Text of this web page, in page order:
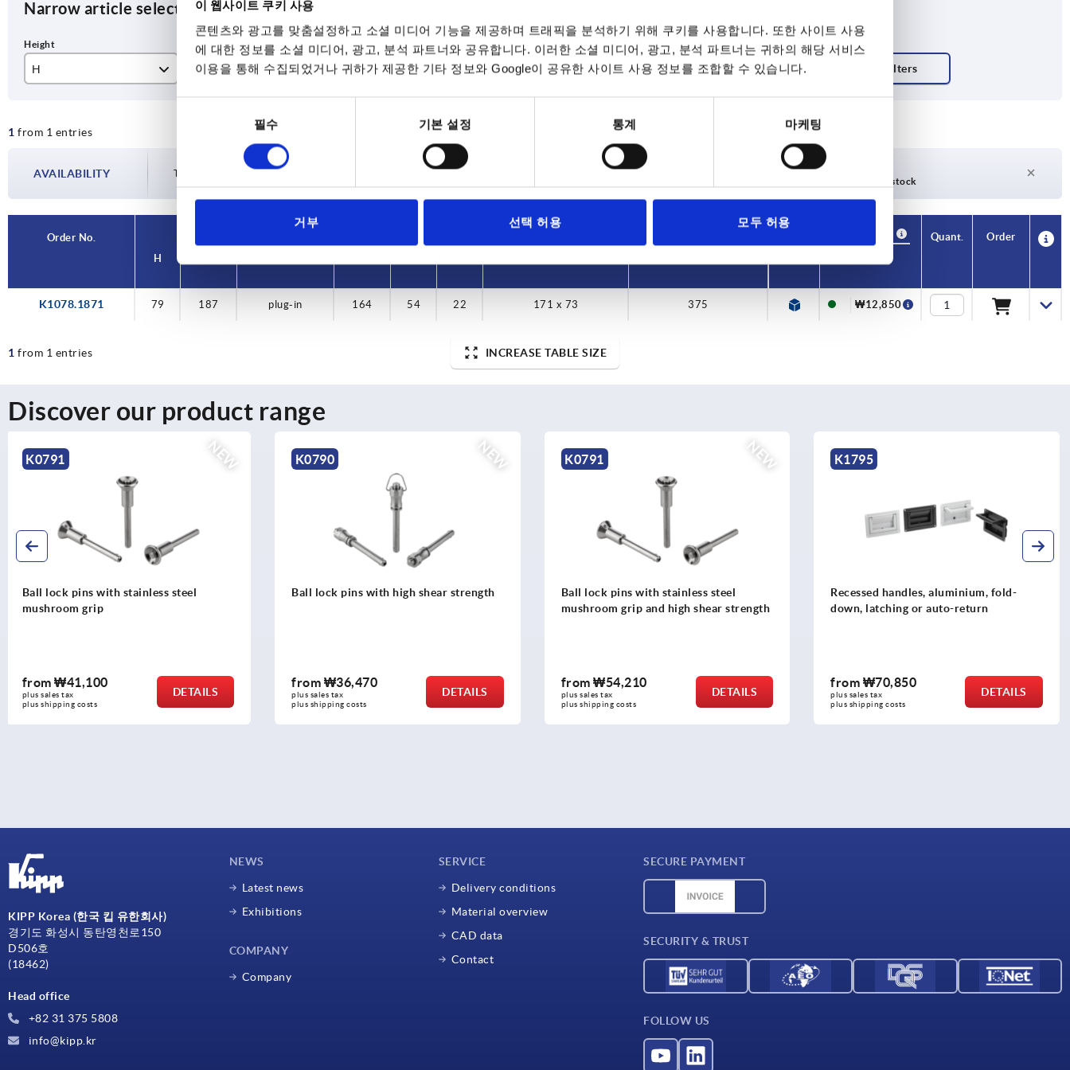
이 웹사이트 쿠키 사용
콘텐츠와 광고를 맞춤설정하고 소셜 미디어 기능을 제공하며 트래픽을 분석하기 위해 쿠키를 사용합니다. 또한 사이트 사용
에 대한 정보를 소셜 미디어, 광고, 분석 파트너와 공유합니다. 이러한 소셜 미디어, 광고, 분석 파트너는 귀하의 해당 서비스
이용을 통해 수집되었거나 귀하가 제공한 기타 정보와 Google이 공유한 사이트 사용 정보를 조합할 수 있습니다.
필수 기본 설정 통계 마케팅
거부 선택 허용 모두 허용
Narrow article selection
H L1
187
Version 2
plug-in
A1
164
B1
54
1 from 1 entries
AVAILABILITY The availabilities are updated several times a day at regular intervals.
7 to 9 business days
27 days +
Currently out of stock
Order No.
H
Quant. Order
K1078.1871 79 187 plug-in 164 54 22 171 x 73 375 ₩12,850
1 from 1 entries INCREASE TABLE SIZE
Discover our product range
NEW
K0790
Ball lock pins with high shear strength
from₩36,470
plus sales tax
plus shipping costs
DETAILS
NEW
K0791
Ball lock pins with stainless steel
from₩54,210
plus sales tax
plus shipping costs
DETAILS
K1795
Recessed handles, aluminium, fold-
down, latching or auto-return
from₩70,850
plus sales tax
plus shipping costs
DETAILS
K0239
Recessed handle, aluminium, fold-down
from₩127,240
plus sales tax
plus shipping costs
DETAILS
KIPP Korea (한국 킵 유한회사)
경기도 화성시 동탄영천로150
D506호
(18462)
Head office
+82 31 375 5808
info@kipp.kr
NEWS
Latest news
Exhibitions
COMPANY
Company
SERVICE
Delivery conditions
Material overview
CAD data
Contact
SECURE PAYMENT
SECURITY & TRUST
FOLLOW US